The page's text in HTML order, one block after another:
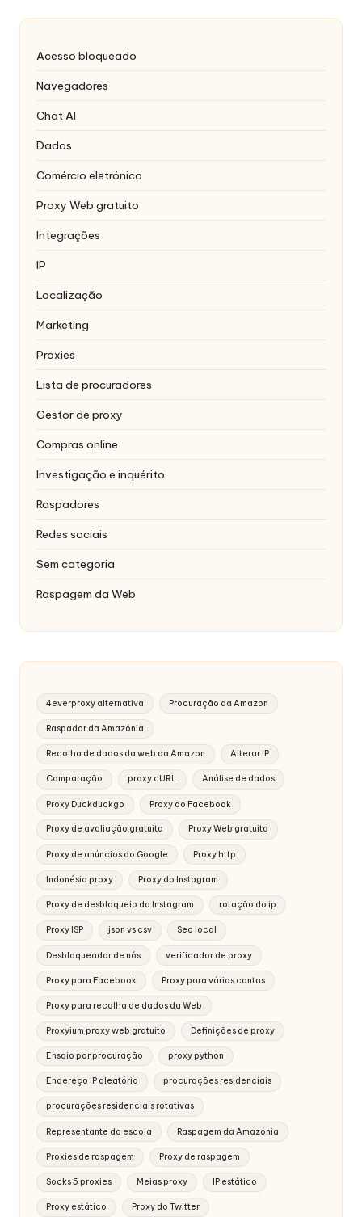
Acesso bloqueado
Navegadores
Chat AI
Dados
Comércio eletrónico
Proxy Web gratuito
Integrações
IP
Localização
Marketing
Proxies
Lista de procuradores
Gestor de proxy
Compras online
Investigação e inquérito
Raspadores
Redes sociais
Sem categoria
Raspagem da Web
4everproxy alternativa Procuração da Amazon
Raspador da Amazónia
Recolha de dados da web da Amazon Alterar IP
Comparação proxy cURL Análise de dados
Proxy Duckduckgo Proxy do Facebook
Proxy de avaliação gratuita Proxy Web gratuito
Proxy de anúncios do Google Proxy http
Indonésia proxy Proxy do Instagram
Proxy de desbloqueio do Instagram rotação do ip
Proxy ISP json vs csv Seo local
Desbloqueador de nós verificador de proxy
Proxy para Facebook Proxy para várias contas
Proxy para recolha de dados da Web
Proxyium proxy web gratuito Definições de proxy
Ensaio por procuração proxy python
Endereço IP aleatório procurações residenciais
procurações residenciais rotativas
Representante da escola Raspagem da Amazónia
Proxies de raspagem Proxy de raspagem
Socks 5 proxies Meias proxy IP estático
Proxy estático Proxy do Twitter